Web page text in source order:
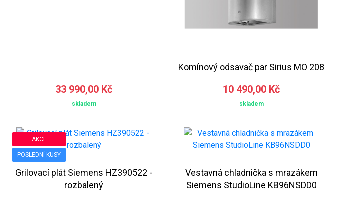
33 990,00 Kč
skladem
Komínový odsavač par Sirius MO 208
10 490,00 Kč
skladem
AKCE
POSLEDNÍ KUSY
Grilovací plát Siemens HZ390522 -
rozbalený
Vestavná chladnička s mrazákem
Siemens StudioLine KB96NSDD0